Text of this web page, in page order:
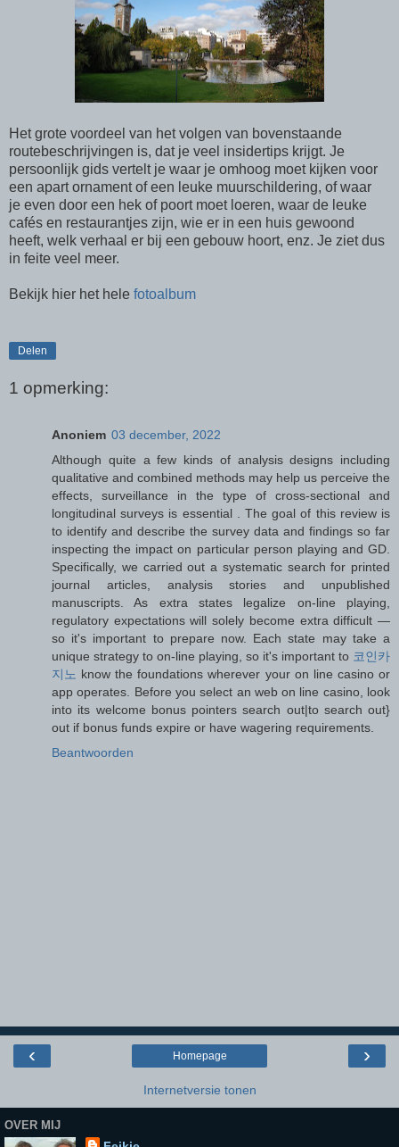
Het grote voordeel van het volgen van bovenstaande
routebeschrijvingen is, dat je veel insidertips krijgt. Je
persoonlijk gids vertelt je waar je omhoog moet kijken voor
een apart ornament of een leuke muurschildering, of waar
je even door een hek of poort moet loeren, waar de leuke
cafés en restaurantjes zijn, wie er in een huis gewoond
heeft, welk verhaal er bij een gebouw hoort, enz. Je ziet dus
in feite veel meer.
Bekijk hier het hele fotoalbum
Delen
1 opmerking:
Anoniem 03 december, 2022
Although quite a few kinds of analysis designs including
qualitative and combined methods may help us perceive the
effects, surveillance in the type of cross-sectional and
longitudinal surveys is essential . The goal of this review is
to identify and describe the survey data and findings so far
inspecting the impact on particular person playing and GD.
Specifically, we carried out a systematic search for printed
journal articles, analysis stories and unpublished
manuscripts. As extra states legalize on-line playing,
regulatory expectations will solely become extra difficult —
so it's important to prepare now. Each state may take a
unique strategy to on-line playing, so it's important to 코인카
지노 know the foundations wherever your on line casino or
app operates. Before you select an web on line casino, look
into its welcome bonus pointers search out|to search out}
out if bonus funds expire or have wagering requirements.
Beantwoorden
‹ ›
Homepage
Internetversie tonen
OVER MIJ